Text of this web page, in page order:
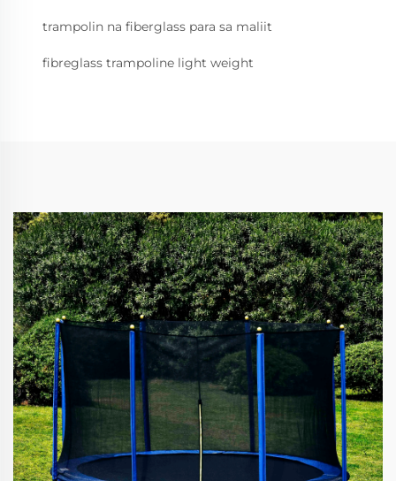
trampolin na fiberglass para sa maliit
fibreglass trampoline light weight